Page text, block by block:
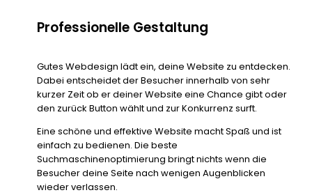
Professionelle Gestaltung
Gutes Webdesign lädt ein, deine Website zu entdecken.
Dabei entscheidet der Besucher innerhalb von sehr
kurzer Zeit ob er deiner Website eine Chance gibt oder
den zurück Button wählt und zur Konkurrenz surft.
Eine schöne und effektive Website macht Spaß und ist
einfach zu bedienen. Die beste
Suchmaschinenoptimierung bringt nichts wenn die
Besucher deine Seite nach wenigen Augenblicken
wieder verlassen.